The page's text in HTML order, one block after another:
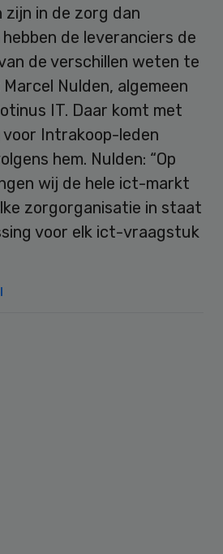
in de zorg dan
de leveranciers de
de verschillen weten te
Nulden, algemeen
IT. Daar komt met
Intrakoop-leden
hem. Nulden: “Op
wij de hele ict-markt
zorgorganisatie in staat
voor elk ict-vraagstuk